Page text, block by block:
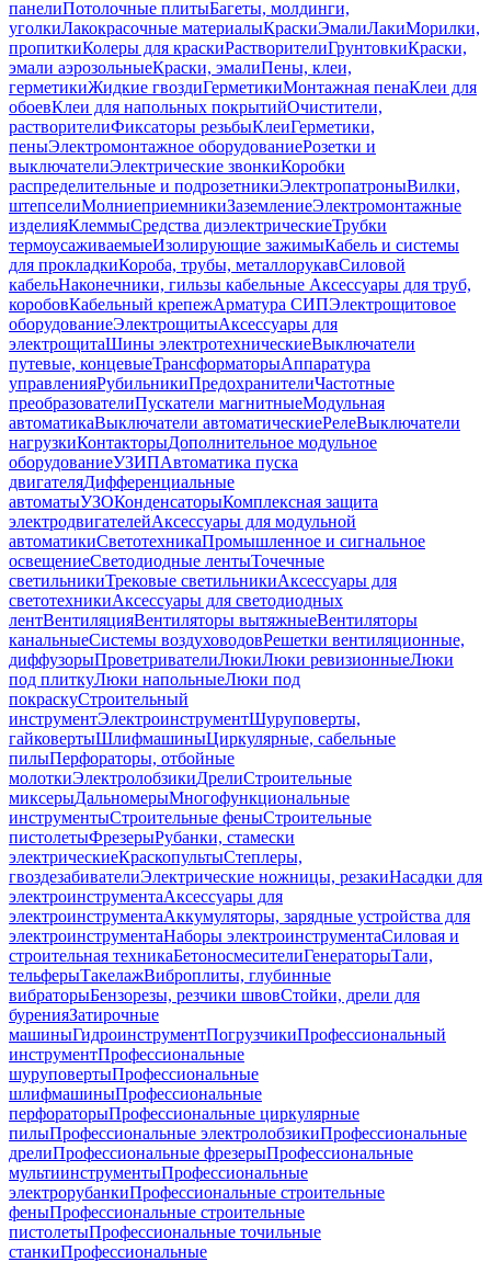
панелиПотолочные плитыБагеты, молдинги,
уголкиЛакокрасочные материалыКраскиЭмалиЛакиМорилки,
пропиткиКолеры для краскиРастворителиГрунтовкиКраски,
эмали аэрозольныеКраски, эмалиПены, клеи,
герметикиЖидкие гвоздиГерметикиМонтажная пенаКлеи для
обоевКлеи для напольных покрытийОчистители,
растворителиФиксаторы резьбыКлеиГерметики,
пеныЭлектромонтажное оборудованиеРозетки и
выключателиЭлектрические звонкиКоробки
распределительные и подрозетникиЭлектропатроныВилки,
штепселиМолниеприемникиЗаземлениеЭлектромонтажные
изделияКлеммыСредства диэлектрическиеТрубки
термоусаживаемыеИзолирующие зажимыКабель и системы
для прокладкиКороба, трубы, металлорукавСиловой
кабельНаконечники, гильзы кабельные Аксессуары для труб,
коробовКабельный крепежАрматура СИПЭлектрощитовое
оборудованиеЭлектрощитыАксессуары для
электрощитаШины электротехническиеВыключатели
путевые, концевыеТрансформаторыАппаратура
управленияРубильникиПредохранителиЧастотные
преобразователиПускатели магнитныеМодульная
автоматикаВыключатели автоматическиеРелеВыключатели
нагрузкиКонтакторыДополнительное модульное
оборудованиеУЗИПАвтоматика пуска
двигателяДифференциальные
автоматыУЗОКонденсаторыКомплексная защита
электродвигателейАксессуары для модульной
автоматикиСветотехникаПромышленное и сигнальное
освещениеСветодиодные лентыТочечные
светильникиТрековые светильникиАксессуары для
светотехникиАксессуары для светодиодных
лентВентиляцияВентиляторы вытяжныеВентиляторы
канальныеСистемы воздуховодовРешетки вентиляционные,
диффузорыПроветривателиЛюкиЛюки ревизионныеЛюки
под плиткуЛюки напольныеЛюки под
покраскуСтроительный
инструментЭлектроинструментШуруповерты,
гайковертыШлифмашиныЦиркулярные, сабельные
пилыПерфораторы, отбойные
молоткиЭлектролобзикиДрелиСтроительные
миксерыДальномерыМногофункциональные
инструментыСтроительные феныСтроительные
пистолетыФрезерыРубанки, стамески
электрическиеКраскопультыСтеплеры,
гвоздезабивателиЭлектрические ножницы, резакиНасадки для
электроинструментаАксессуары для
электроинструментаАккумуляторы, зарядные устройства для
электроинструментаНаборы электроинструментаСиловая и
строительная техникаБетоносмесителиГенераторыТали,
тельферыТакелажВиброплиты, глубинные
вибраторыБензорезы, резчики швовСтойки, дрели для
буренияЗатирочные
машиныГидроинструментПогрузчикиПрофессиональный
инструментПрофессиональные
шуруповертыПрофессиональные
шлифмашиныПрофессиональные
перфораторыПрофессиональные циркулярные
пилыПрофессиональные электролобзикиПрофессиональные
дрелиПрофессиональные фрезерыПрофессиональные
мультиинструментыПрофессиональные
электрорубанкиПрофессиональные строительные
феныПрофессиональные строительные
пистолетыПрофессиональные точильные
станкиПрофессиональные